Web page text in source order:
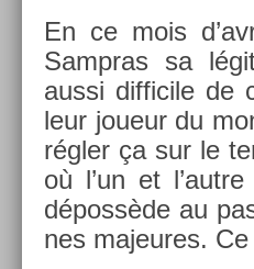
En ce mois
Sampras sa
aussi dif­ficile de
leur joueur du
régler ça sur le
où l’un et
dépossède au
nes majeures.